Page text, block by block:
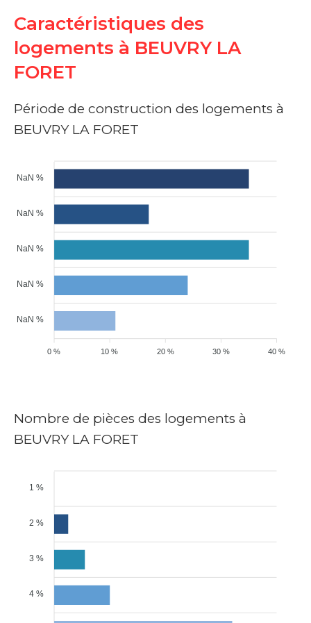
Caractéristiques des
logements à BEUVRY LA
FORET
Période de construction des logements à
BEUVRY LA FORET
NaN %
NaN %
NaN %
NaN %
NaN %
40 %
30 %
20 %
10 %
0 %
Nombre de pièces des logements à
BEUVRY LA FORET
1 %
2 %
3 %
4 %